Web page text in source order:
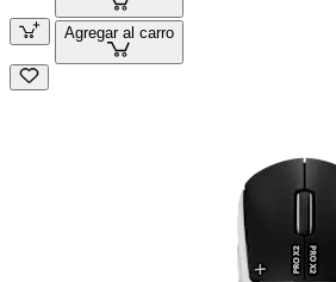
Agregar al carro